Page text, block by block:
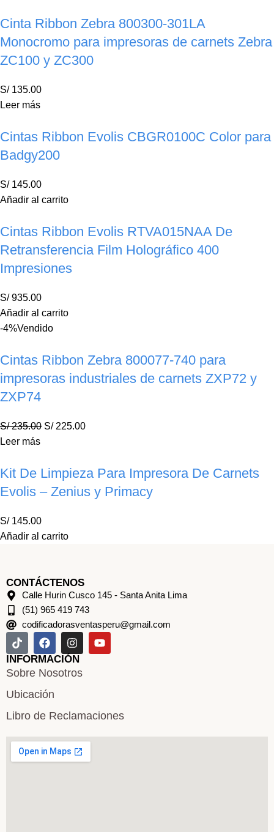
Cinta Ribbon Zebra 800300-301LA
Monocromo para impresoras de carnets Zebra
ZC100 y ZC300
S/135.00
Leer más
Cintas Ribbon Evolis CBGR0100C Color para
Badgy200
S/145.00
Añadir al carrito
Cintas Ribbon Evolis RTVA015NAA De
Retransferencia Film Holográfico 400
Impresiones
S/935.00
Añadir al carrito
-4%Vendido
Cintas Ribbon Zebra 800077-740 para
impresoras industriales de carnets ZXP72 y
ZXP74
S/235.00 S/225.00
Leer más
Kit De Limpieza Para Impresora De Carnets
Evolis – Zenius y Primacy
S/145.00
Añadir al carrito
CONTÁCTENOS
Calle Hurin Cusco 145 - Santa Anita Lima
(51) 965 419 743
codificadorasventasperu@gmail.com
INFORMACIÓN
Sobre Nosotros
Ubicación
Libro de Reclamaciones